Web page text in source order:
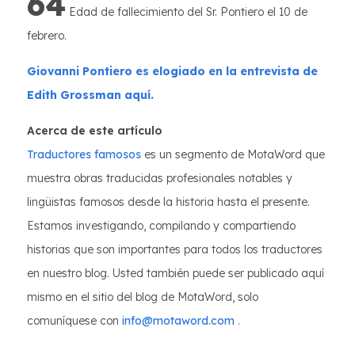
Edad de fallecimiento del Sr. Pontiero el 10 de
febrero.
Giovanni Pontiero es elogiado en la entrevista de
Edith Grossman aquí.
Acerca de este artículo
Traductores famosos es un segmento de MotaWord que
muestra obras traducidas profesionales notables y
lingüistas famosos desde la historia hasta el presente.
Estamos investigando, compilando y compartiendo
historias que son importantes para todos los traductores
en nuestro blog. Usted también puede ser publicado aquí
mismo en el sitio del blog de MotaWord, solo
comuníquese con info@motaword.com .